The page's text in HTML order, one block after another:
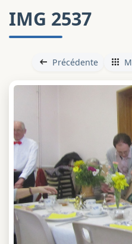
IMG 2537
Précédente